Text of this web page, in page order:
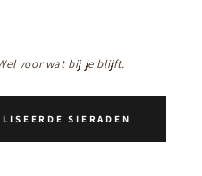
voor wat bij je blijft.
SIERADEN